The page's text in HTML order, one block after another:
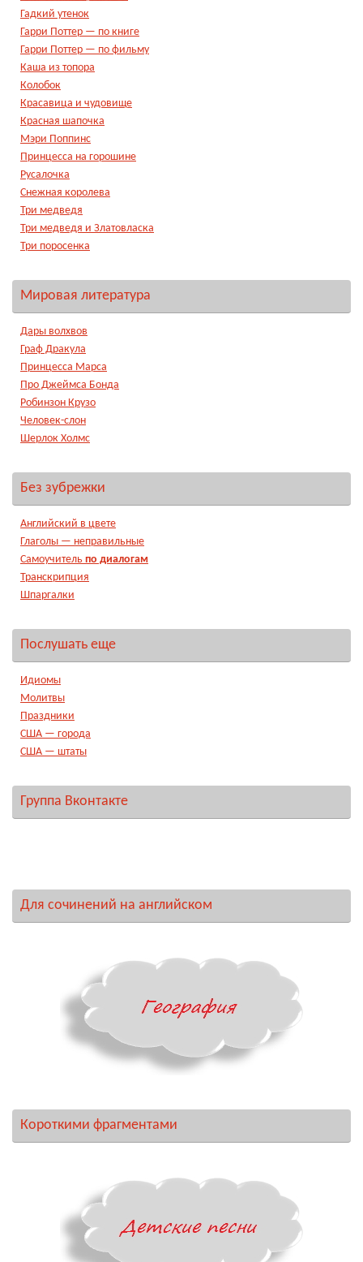
Гадкий утенок
Гарри Поттер — по книге
Гарри Поттер — по фильму
Каша из топора
Колобок
Красавица и чудовище
Красная шапочка
Мэри Поппинс
Принцесса на горошине
Русалочка
Снежная королева
Три медведя
Три медведя и Златовласка
Три поросенка
Мировая литература
Дары волхвов
Граф Дракула
Принцесса Марса
Про Джеймса Бонда
Робинзон Крузо
Человек-слон
Шерлок Холмс
Без зубрежки
Английский в цвете
Глаголы — неправильные
Самоучитель по диалогам
Транскрипция
Шпаргалки
Послушать еще
Идиомы
Молитвы
Праздники
США — города
США — штаты
Группа Вконтакте
Для сочинений на английском
Короткими фрагментами